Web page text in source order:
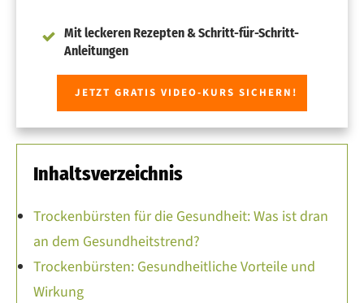
Mit leckeren Rezepten & Schritt-für-Schritt-
Anleitungen
JETZT GRATIS VIDEO-KURS SICHERN!
Inhaltsverzeichnis
Trockenbürsten für die Gesundheit: Was ist dran
an dem Gesundheitstrend?
Trockenbürsten: Gesundheitliche Vorteile und
Wirkung